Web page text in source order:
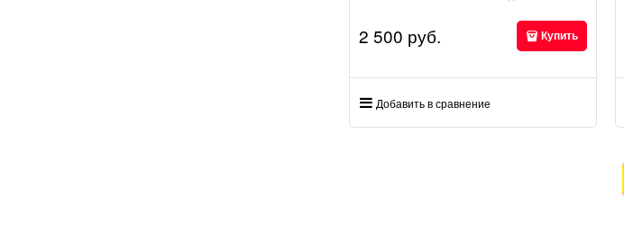
2 500 руб. Купить
Добавить в сравнение